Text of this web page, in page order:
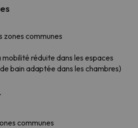
zones communes
réduite dans les espaces
bain adaptée dans les chambres)
communes